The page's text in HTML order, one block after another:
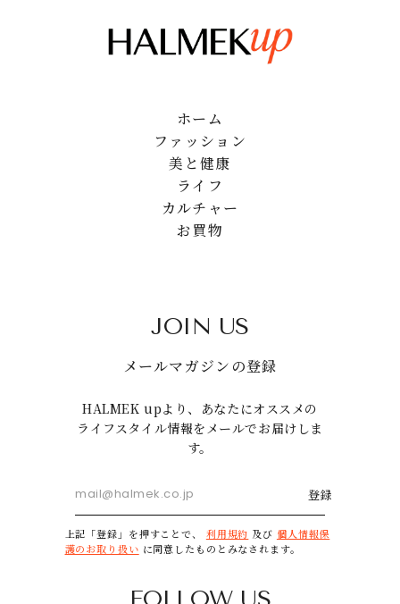
ホーム
ファッション
美と健康
ライフ
カルチャー
お買物
JOIN US
メールマガジンの登録
HALMEK upより、あなたにオススメの
ライフスタイル情報をメールでお届けしま
す。
登録
上記「登録」を押すことで、 利用規約 及び 個人情報保
護のお取り扱い に同意したものとみなされます。